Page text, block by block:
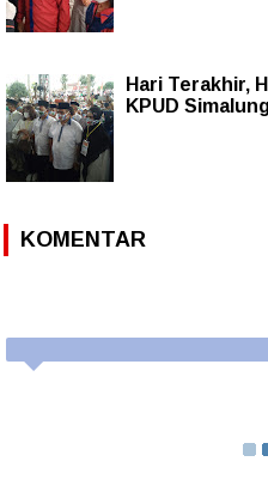
Hari Terakhir,
KPUD
KOMENTAR